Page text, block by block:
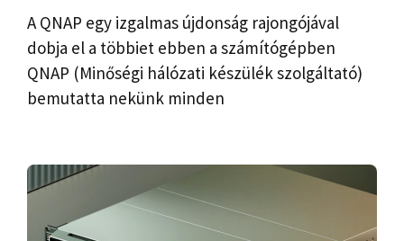
A QNAP egy izgalmas újdonság rajongójával
dobja el a többiet ebben a számítógépben
QNAP (Minőségi hálózati készülék szolgáltató)
bemutatta nekünk minden